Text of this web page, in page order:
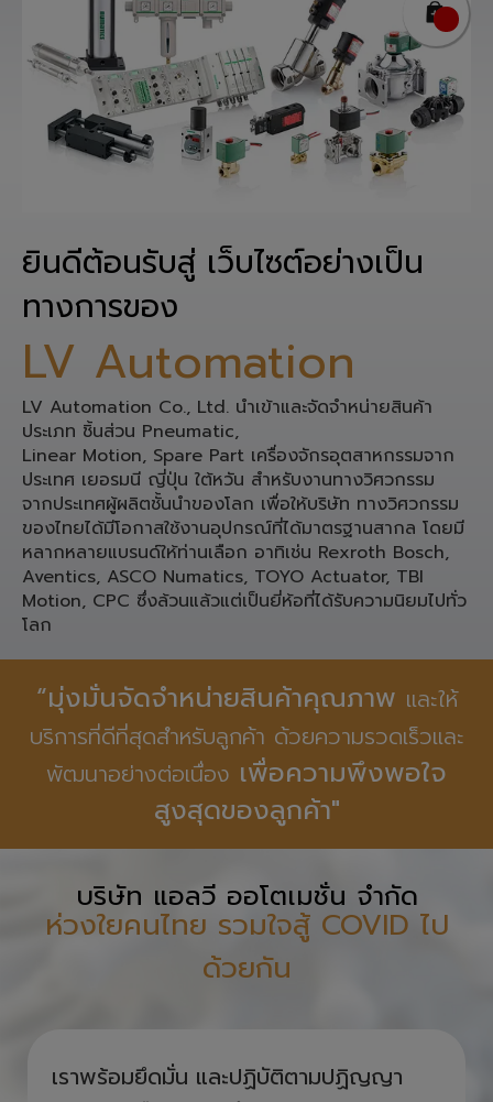
ยินดีต้อนรับสู่ เว็บไซต์อย่างเป็น
ทางการของ
LV Automation
LV Automation Co., Ltd. นำเข้าและจัดจำหน่ายสินค้า
ประเภท ชิ้นส่วน Pneumatic,
Linear Motion, Spare Part เครื่องจักรอุตสาหกรรมจาก
ประเทศ เยอรมนี ญี่ปุ่น ใต้หวัน สำหรับงานทางวิศวกรรม
จากประเทศผู้ผลิตชั้นนำของโลก เพื่อให้บริษัท ทางวิศวกรรม
ของไทยได้มีโอกาสใช้งานอุปกรณ์ที่ได้มาตรฐานสากล โดยมี
หลากหลายแบรนด์ให้ท่านเลือก อาทิเช่น Rexroth Bosch,
Aventics, ASCO Numatics, TOYO Actuator, TBI
Motion, CPC ซึ่งล้วนแล้วแต่เป็นยี่ห้อที่ได้รับความนิยมไปทั่ว
โลก
“มุ่งมั่นจัดจำหน่ายสินค้าคุณภาพและให้
บริการที่ดีที่สุดสำหรับลูกค้า ด้วยความรวดเร็วและ
พัฒนาอย่างต่อเนื่อง
เพื่อความพึงพอใจ
สูงสุดของลูกค้า"
บริษัท แอลวี ออโตเมชั่น จำกัด
ห่วงใยคนไทย รวมใจสู้ COVID ไป